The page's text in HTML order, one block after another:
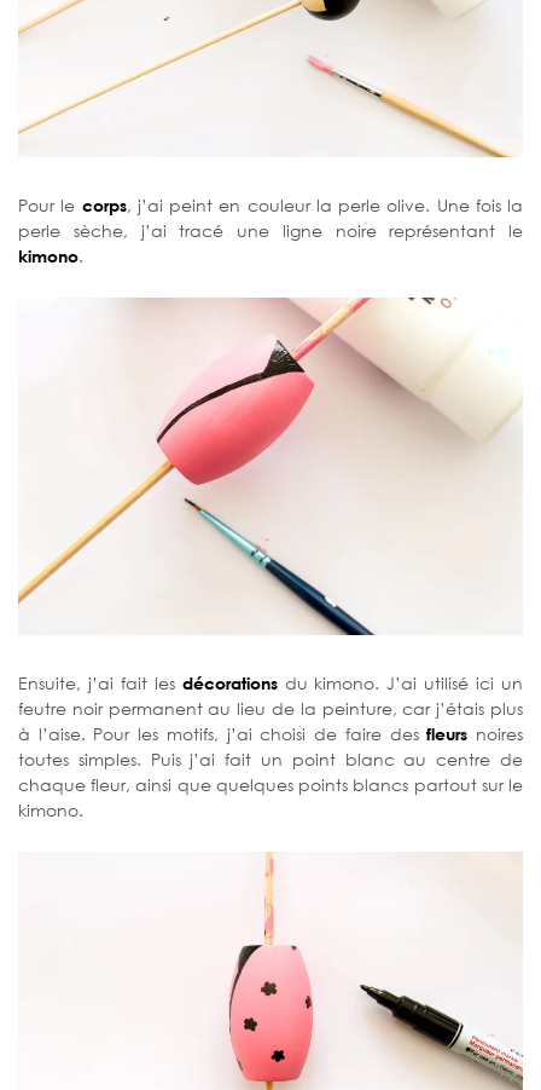
Pour le corps, j’ai peint en couleur la perle olive. Une fois la
perle sèche, j’ai tracé une ligne noire représentant le
kimono.
Ensuite, j’ai fait les décorationsdu kimono. J’ai utilisé ici un
feutre noir permanent au lieu de la peinture, car j’étais plus
à l’aise. Pour les motifs, j’ai choisi de faire desfleurs noires
toutes simples. Puis j’ai fait un point blanc au centre de
chaque fleur, ainsi que quelques points blancs partout sur le
kimono.